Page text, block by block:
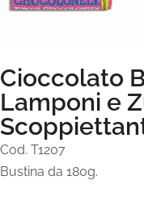
Cioccolato
Lamponi e
Cod. T1207
Bustina da 180g.